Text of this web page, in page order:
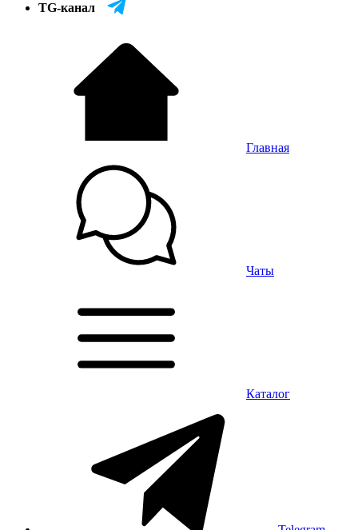
TG-канал
Главная
Чаты
Каталог